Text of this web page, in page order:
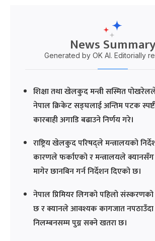
News
Generated by OK AI. Editorially
शिक्षा तथा खेलकुद मन्त्री सस्मित
नेपाल क्रिकेट सङ्घलाई अन्तिम पटक
कारबाही अगाडि बढाउने निर्णय गरे।
राष्ट्रिय खेलकुद परिषद्ले मन्त्रालयको
कारणले फर्काएको र मन्त्रालयले
मागेर छानबिन गर्न निर्देशन दिएको छ।
नेपाल प्रिमियर लिगको पहिलो
छ र क्यानले आवश्यक कागजात नपठाउँदा
निलम्बनसम्म पुग्न सक्ने खतरा छ।